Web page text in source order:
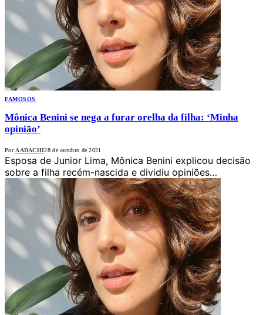
FAMOSOS
Mônica Benini se nega a furar orelha da filha: ‘Minha
opinião’
Por AADACHI28 de outubro de 2021
Esposa de Junior Lima, Mônica Benini explicou decisão
sobre a filha recém-nascida e dividiu opiniões…